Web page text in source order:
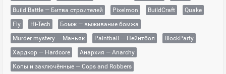
Build Battle — Битва строителей
Pixelmon BuildCraft
Quake
Fly
Hi-Tech
Бомж — выживание бомжа
Murder mystery — Маньяк
Paintball — Пейнтбол
BlockParty
Хардкор — Hardcore
Анархия — Anarchy
Копы и заключённые — Cops and Robbers